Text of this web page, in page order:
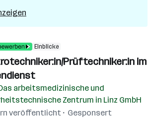
Einblicke
Prüftechniker:in im
arbeitsmedizinische und
Zentrum in Linz GmbH
veröffentlicht
Gesponsert